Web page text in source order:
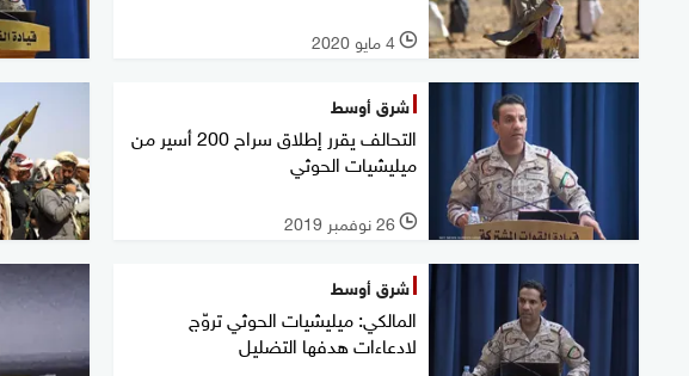
l 4 مايو 2020
شرق أوسط
التحالف يقرر إطلاق سراح 200 أسير من
ميليشيات الحوثي
l 26 نوفمبر 2019
شرق أوسط
المالكي: ميليشيات الحوثي تروّج
لادعاءات هدفها التضليل